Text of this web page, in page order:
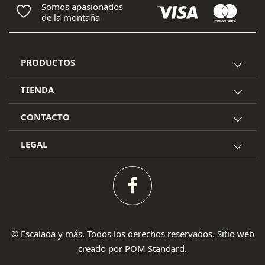
Somos apasionados
de la montaña
PRODUCTOS
TIENDA
CONTACTO
LEGAL
© Escalada y más. Todos los derechos reservados. Sitio web
creado por POM Standard.